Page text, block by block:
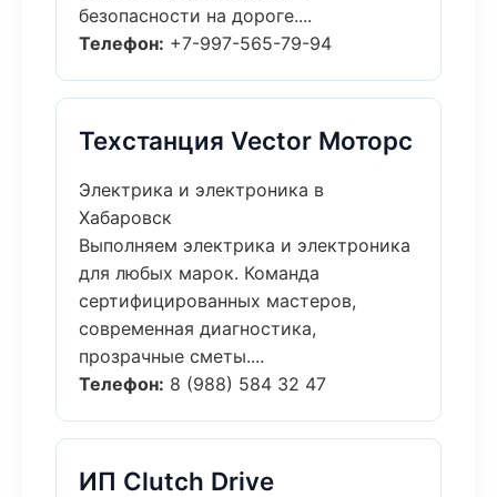
безопасности на дороге....
Телефон: +7-997-565-79-94
Техстанция Vector Моторс
Электрика и электроника в
Хабаровск
Выполняем электрика и электроника
для любых марок. Команда
сертифицированных мастеров,
современная диагностика,
прозрачные сметы....
Телефон: 8 (988) 584 32 47
ИП Clutch Drive